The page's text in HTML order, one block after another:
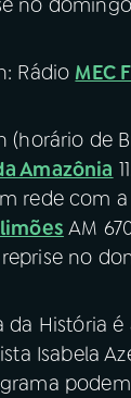
no
Rádio MEC
(horário de
Amazônia
rede com a
AM
no
da História
Isabela